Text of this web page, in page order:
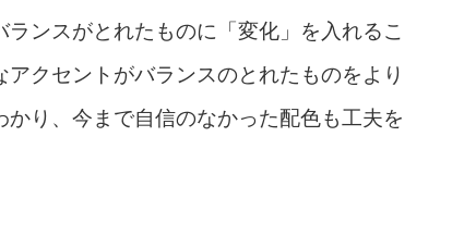
ンスがとれたものに「変化」を入れるこ
クセントがバランスのとれたものをより
り、今まで自信のなかった配色も工夫を